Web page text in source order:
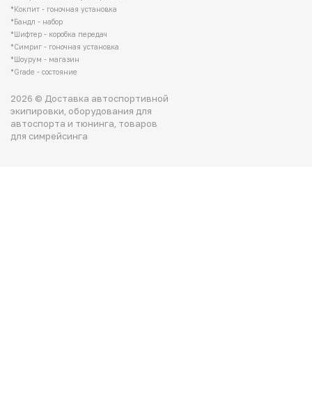
*Кокпит - гоночная установка
*Бандл - набор
*Шифтер - коробка передач
*Симриг - гоночная установка
*Шоурум - магазин
*Grade - состояние
2026 © Доставка автоспортивной
экипировки, оборудования для
автоспорта и тюнинга, товаров
для симрейсинга